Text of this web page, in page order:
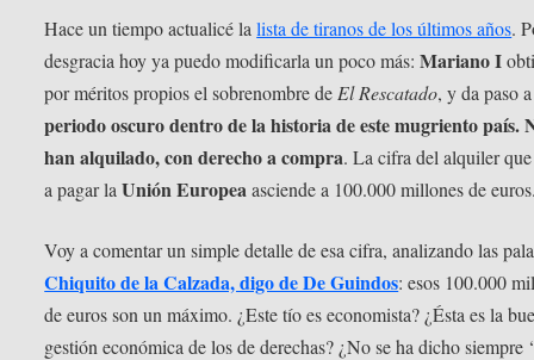
Hace un tiempo actualicé lalista de tiranos de los últimos años.
desgracia hoy ya puedo modificarla un poco más:Mariano I
por méritos propios el sobrenombre de El Rescatado, y da paso
periodo oscuro dentro de la historia de este mugriento país.
han alquilado, con derecho a compra. La cifra del alquiler
a pagar laUnión Europeaasciende a 100.000 millones de
Voy a comentar un simple detalle de esa cifra, analizando las
Chiquito de la Calzada, digo de De Guindos: esos 100.000
de euros son un máximo. ¿Este tío es economista? ¿Ésta es la
gestión económica de los de derechas? ¿No se ha dicho siempre